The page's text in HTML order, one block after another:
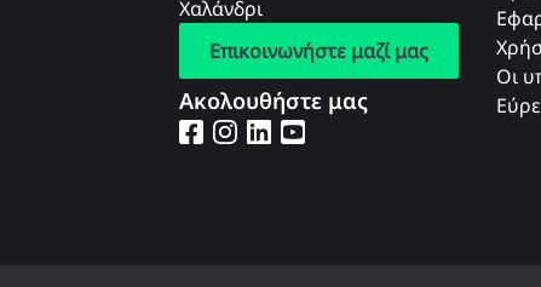
Χαλάνδρι
Επικοινωνήστε μαζί μας
Ακολουθήστε μας
Οι